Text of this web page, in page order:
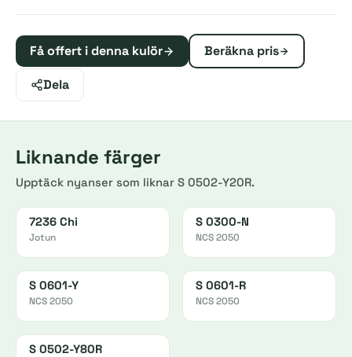
Få offert i denna kulör Beräkna pris
Dela
Liknande färger
Upptäck nyanser som liknar S 0502-Y20R.
7236 Chi
Jotun
S 0300-N
NCS 2050
S 0601-Y
NCS 2050
S 0601-R
NCS 2050
S 0502-Y80R